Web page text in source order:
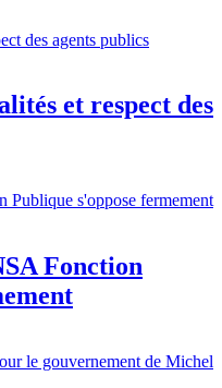
et respect des
Fonction